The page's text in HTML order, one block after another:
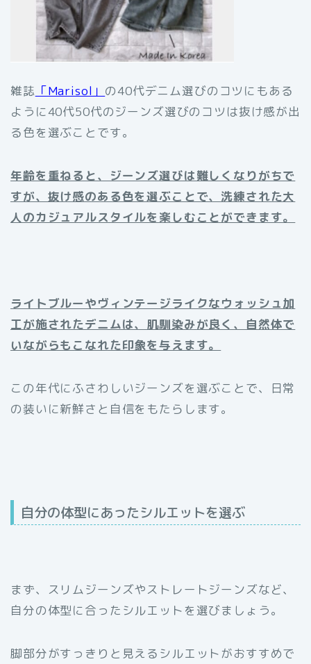
雑誌 「Marisol」 の40代デニム選びのコツにもある
ように40代50代のジーンズ選びのコツは抜け感が出
る色を選ぶことです。
年齢を重ねると、ジーンズ選びは難しくなりがちで
すが、抜け感のある色を選ぶことで、洗練された大
人のカジュアルスタイルを楽しむことができます。
ライトブルーやヴィンテージライクなウォッシュ加
工が施されたデニムは、肌馴染みが良く、自然体で
いながらもこなれた印象を与えます。
この年代にふさわしいジーンズを選ぶことで、日常
の装いに新鮮さと自信をもたらします。
自分の体型にあったシルエットを選ぶ
まず、スリムジーンズやストレートジーンズなど、
自分の体型に合ったシルエットを選びましょう。
脚部分がすっきりと見えるシルエットがおすすめで